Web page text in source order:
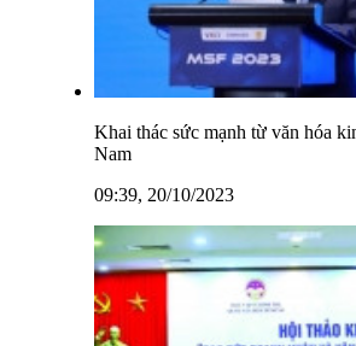
Khai thác sức mạnh từ văn hóa
Nam
09:39, 20/10/2023